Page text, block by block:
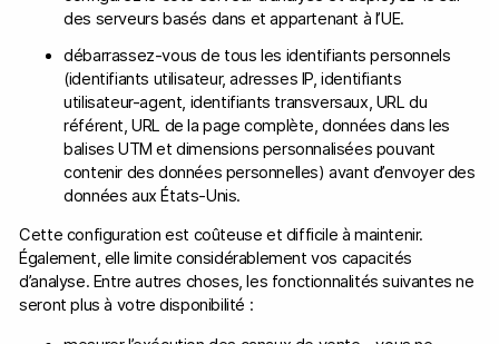
des serveurs basés dans et appartenant à l’UE.
débarrassez-vous de tous les identifiants personnels
(identifiants utilisateur, adresses IP, identifiants
utilisateur-agent, identifiants transversaux, URL du
référent, URL de la page complète, données dans les
balises UTM et dimensions personnalisées pouvant
contenir des données personnelles) avant d’envoyer des
données aux États-Unis.
Cette configuration est coûteuse et difficile à maintenir.
Également, elle limite considérablement vos capacités
d’analyse. Entre autres choses, les fonctionnalités suivantes ne
seront plus à votre disponibilité :